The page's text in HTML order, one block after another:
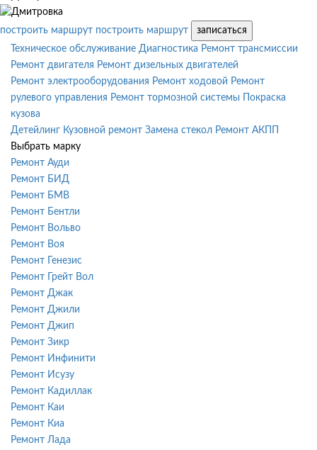
построить маршрут построить маршрут
записаться
Техническое обслуживание Диагностика Ремонт трансмиссии
Ремонт двигателя Ремонт дизельных двигателей
Ремонт электрооборудования Ремонт ходовой Ремонт
рулевого управления Ремонт тормозной системы
Покраска
кузова
Детейлинг Кузовной ремонт Замена стекол Ремонт АКПП
Выбрать марку
Ремонт Ауди
Ремонт БИД
Ремонт БМВ
Ремонт Бентли
Ремонт Вольво
Ремонт Воя
Ремонт Генезис
Ремонт Грейт Вол
Ремонт Джак
Ремонт Джили
Ремонт Джип
Ремонт Зикр
Ремонт Инфинити
Ремонт Исузу
Ремонт Кадиллак
Ремонт Каи
Ремонт Киа
Ремонт Лада